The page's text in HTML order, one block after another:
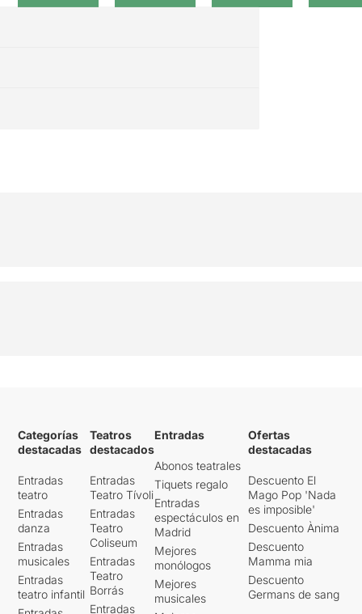
Categorías
destacadas
Entradas
teatro
Entradas
danza
Entradas
musicales
Entradas
teatro infantil
Teatros
destacados
Entradas
Teatro Tívoli
Entradas
Teatro
Coliseum
Entradas
Teatro
Borrás
Entradas
Entradas
Abonos teatrales
Tiquets regalo
Entradas
espectáculos en
Madrid
Mejores
monólogos
Mejores
musicales
Ofertas
destacadas
Descuento El
Mago Pop 'Nada
es imposible'
Descuento Ànima
Descuento
Mamma mia
Descuento
Germans de sang